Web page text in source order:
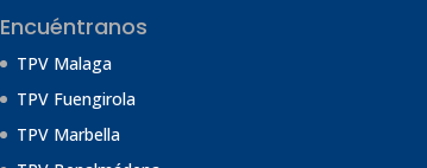
Encuéntranos
TPV Malaga
TPV Fuengirola
TPV Marbella